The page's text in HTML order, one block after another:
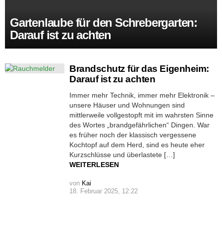
Gartenlaube für den Schrebergarten:
Darauf ist zu achten
Brandschutz für das Eigenheim:
Darauf ist zu achten
Immer mehr Technik, immer mehr Elektronik –
unsere Häuser und Wohnungen sind
mittlerweile vollgestopft mit im wahrsten Sinne
des Wortes „brandgefährlichen“ Dingen. War
es früher noch der klassisch vergessene
Kochtopf auf dem Herd, sind es heute eher
Kurzschlüsse und überlastete […]
WEITERLESEN
von Kai
18. Februar 2025, 12:22